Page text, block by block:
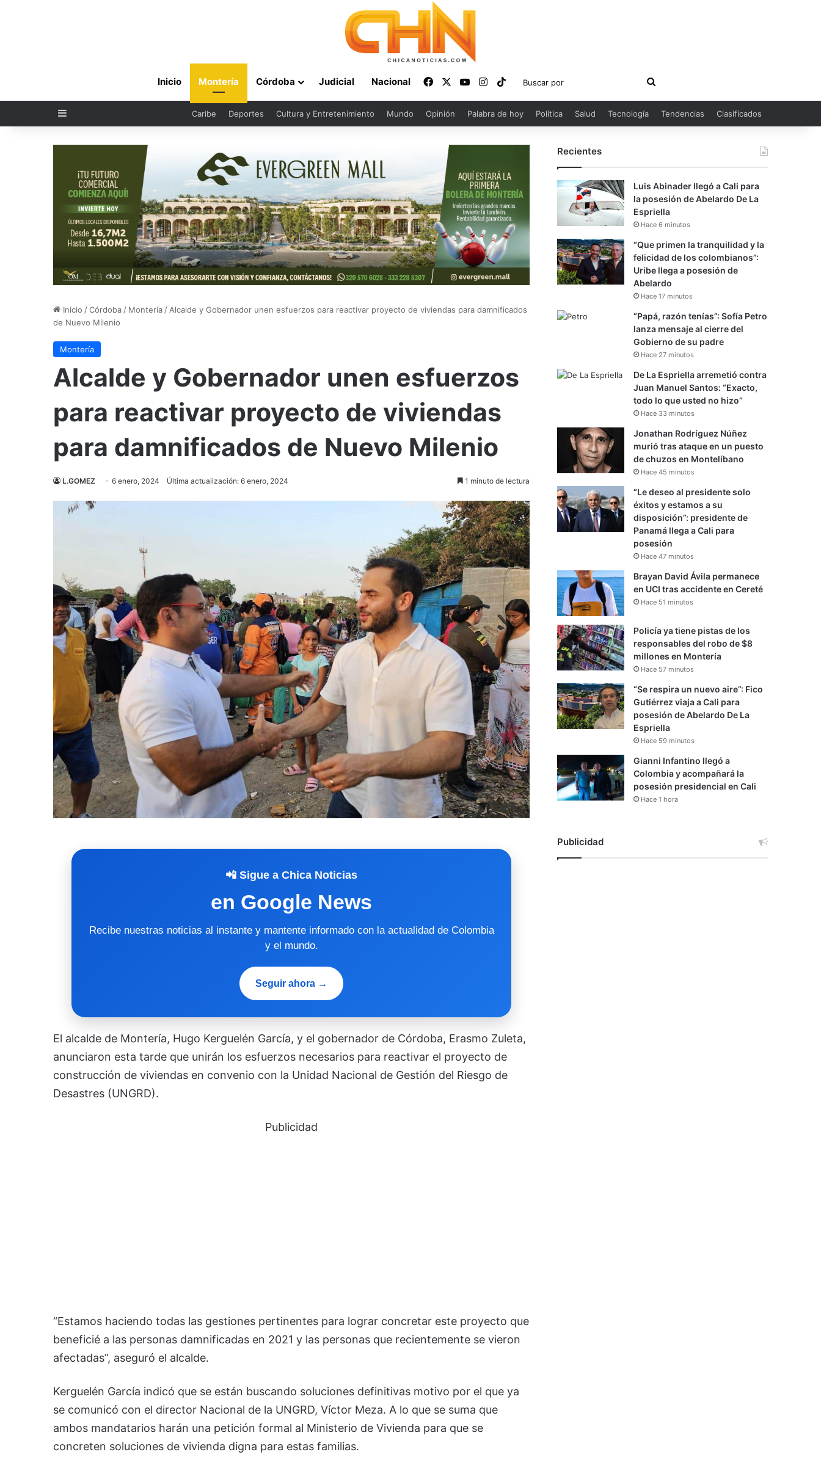
Inicio Montería Córdoba Judicial Nacional FacebookYouTubeInstagram
TikTok
Buscar
por
Sidebar Caribe Deportes Cultura y Entretenimiento Mundo Opinión Palabra de hoy Política Salud Tecnología Tendencias Clasificados
Inicio /Córdoba / Montería / Alcalde y Gobernador unen esfuerzos para reactivar proyecto de viviendas para damnificados
de Nuevo Milenio
Montería
Alcalde y Gobernador unen esfuerzos
para reactivar proyecto de viviendas
para damnificados de Nuevo Milenio
L.GOMEZ 6 enero, 2024 Última actualización: 6 enero, 2024 1 minuto de lectura
📲 Sigue a Chica Noticias
en Google News
Recibe nuestras noticias al instante y mantente informado con la actualidad de Colombia
y el mundo.
Seguir ahora →
El alcalde de Montería, Hugo Kerguelén García, y el gobernador de Córdoba, Erasmo Zuleta,
anunciaron esta tarde que unirán los esfuerzos necesarios para reactivar el proyecto de
construcción de viviendas en convenio con la Unidad Nacional de Gestión del Riesgo de
Desastres (UNGRD).
Publicidad
“Estamos haciendo todas las gestiones pertinentes para lograr concretar este proyecto que
beneficié a las personas damnificadas en 2021 y las personas que recientemente se vieron
afectadas”, aseguró el alcalde.
Kerguelén García indicó que se están buscando soluciones definitivas motivo por el que ya
se comunicó con el director Nacional de la UNGRD, Víctor Meza. A lo que se suma que
ambos mandatarios harán una petición formal al Ministerio de Vivienda para que se
concreten soluciones de vivienda digna para estas familias.
Recientes
Luis Abinader llegó a Cali para
la posesión de Abelardo De La
Espriella
Hace 6 minutos
“Que primen la tranquilidad y la
felicidad de los colombianos”:
Uribe llega a posesión de
Abelardo
Hace 17 minutos
“Papá, razón tenías”: Sofía Petro
lanza mensaje al cierre del
Gobierno de su padre
Hace 27 minutos
De La Espriella arremetió contra
Juan Manuel Santos: “Exacto,
todo lo que usted no hizo”
Hace 33 minutos
Jonathan Rodríguez Núñez
murió tras ataque en un puesto
de chuzos en Montelíbano
Hace 45 minutos
“Le deseo al presidente solo
éxitos y estamos a su
disposición”: presidente de
Panamá llega a Cali para
posesión
Hace 47 minutos
Brayan David Ávila permanece
en UCI tras accidente en Cereté
Hace 51 minutos
Policía ya tiene pistas de los
responsables del robo de $8
millones en Montería
Hace 57 minutos
“Se respira un nuevo aire”: Fico
Gutiérrez viaja a Cali para
posesión de Abelardo De La
Espriella
Hace 59 minutos
Gianni Infantino llegó a
Colombia y acompañará la
posesión presidencial en Cali
Hace 1 hora
Publicidad